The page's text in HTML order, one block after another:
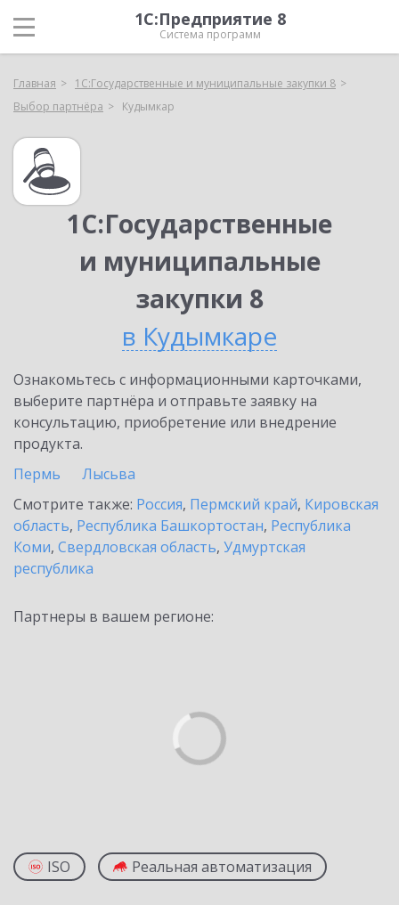
1С:Предприятие 8
Система программ
Главная
1С:Государственные и муниципальные закупки 8
Выбор партнёра
Кудымкар
1С:Государственные
и муниципальные
закупки 8
в Кудымкаре
Ознакомьтесь с информационными карточками,
выберите партнёра и отправьте заявку на
консультацию, приобретение или внедрение
продукта.
Пермь
Лысьва
Смотрите также: Россия, Пермский край, Кировская
область, Республика Башкортостан, Республика
Коми, Свердловская область, Удмуртская
республика
Партнеры в вашем регионе:
ISO Реальная автоматизация